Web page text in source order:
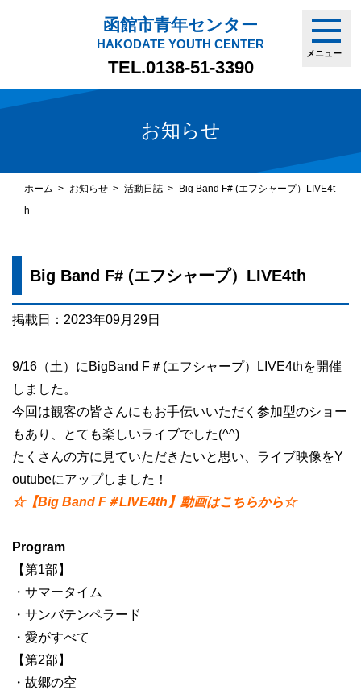
函館市青年センター
HAKODATE YOUTH CENTER
TEL.0138-51-3390
メニュー
お知らせ
ホーム お知らせ 活動日誌
Big Band F# (エフシャープ）LIVE4t
h
Big Band F# (エフシャープ）LIVE4th
掲載日：2023年09月29日
9/16（土）にBigBand F＃(エフシャープ）LIVE4thを開催
しました。
今回は観客の皆さんにもお手伝いいただく参加型のショー
もあり、とても楽しいライブでした(^^)
たくさんの方に見ていただきたいと思い、ライブ映像をY
outubeにアップしました！
☆【Big Band F＃LIVE4th】動画はこちらから☆
Program
【第1部】
・サマータイム
・サンバテンペラード
・愛がすべて
【第2部】
・故郷の空